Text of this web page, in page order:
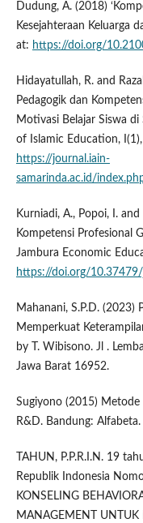
Dudung, A. (2018)
Kesejahteraan Keluarga
at: https://doi.org/
Hidayatullah, R. and
Pedagogik dan
Motivasi Belajar Siswa di
of Islamic Education,
https://journal.iain-
samarinda.ac.id/
Kurniadi, A., Popoi, I.
Kompetensi Profesional
Jambura Economic
https://doi.org/
Mahanani, S.P.D. (2023)
Memperkuat
by T. Wibisono. Jl .
Jawa Barat 16952.
Sugiyono (2015)
R&D. Bandung: Alfabeta.
TAHUN, P.P.R.I.N. 19
Republik Indonesia
KONSELING
MANAGEMENT UNTUK